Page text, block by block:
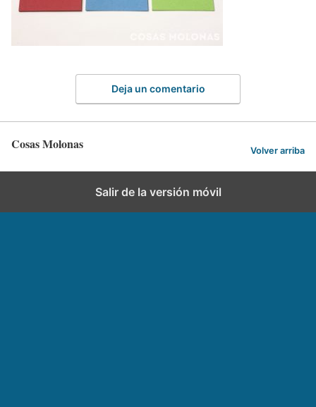
Deja un comentario
Cosas Molonas Volver arriba
Salir de la versión móvil